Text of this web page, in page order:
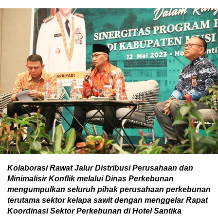
Kolaborasi Rawat Jalur Distribusi Perusahaan dan
Minimalisir Konflik melalui Dinas Perkebunan
mengumpulkan seluruh pihak perusahaan perkebunan
terutama sektor kelapa sawit dengan menggelar Rapat
Koordinasi Sektor Perkebunan di Hotel Santika